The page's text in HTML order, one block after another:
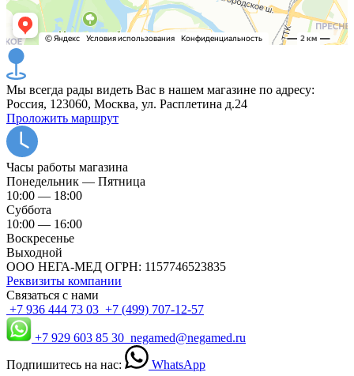
Мы всегда рады видеть Вас в нашем магазине по адресу:
Россия, 123060, Москва, ул. Расплетина д.24
Проложить маршрут
Часы работы магазина
Понедельник — Пятница
10:00 — 18:00
Суббота
10:00 — 16:00
Воскресенье
Выходной
ООО НЕГА-МЕД ОГРН: 1157746523835
Реквизиты компании
Связаться с нами
+7 936 444 73 03 +7 (499) 707-12-57
+7 929 603 85 30 negamed@negamed.ru
Подпишитесь на нас:
WhatsApp